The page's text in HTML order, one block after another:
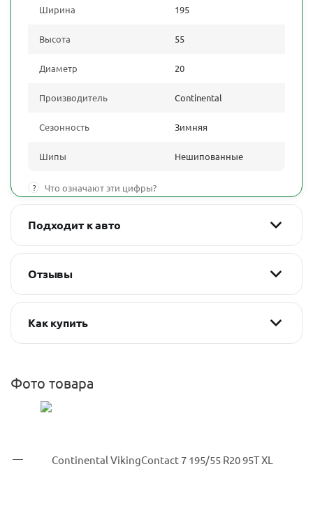
Ширина 195
Высота 55
Диаметр 20
Производитель Continental
Сезонность Зимняя
Шипы Нешипованные
? Что означают эти цифры?
Подходит к авто
Отзывы
Как купить
Фото товара